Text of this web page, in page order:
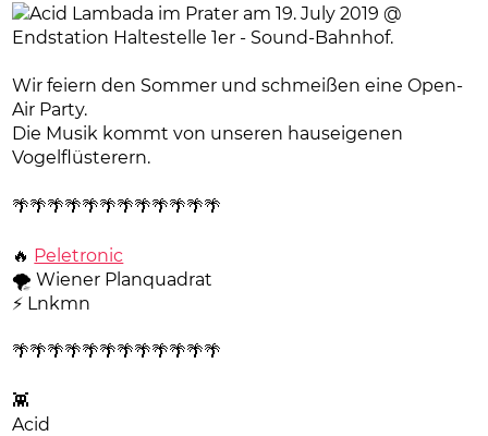
Wir feiern den Sommer und schmeißen eine Open-
Air Party.
Die Musik kommt von unseren hauseigenen
Vogelflüsterern.
🌴🌴🌴🌴🌴🌴🌴🌴🌴🌴🌴🌴
🔥
Peletronic
🌪 Wiener Planquadrat
⚡️ Lnkmn
🌴🌴🌴🌴🌴🌴🌴🌴🌴🌴🌴🌴
👾
Acid